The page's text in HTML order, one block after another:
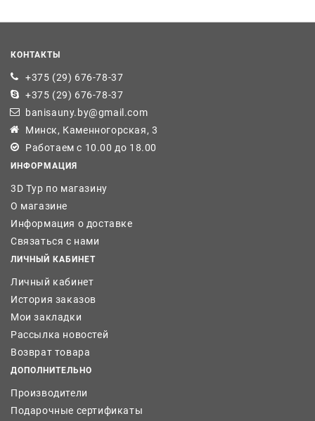
КОНТАКТЫ
+375 (29) 676-78-37
+375 (29) 676-78-37
banisauny.by@gmail.com
Минск, Каменногорская, 3
Работаем с 10.00 до 18.00
ИНФОРМАЦИЯ
3D Тур по магазину
О магазине
Информация о доставке
Связаться с нами
ЛИЧНЫЙ КАБИНЕТ
Личный кабинет
История заказов
Мои закладки
Рассылка новостей
Возврат товара
ДОПОЛНИТЕЛЬНО
Производители
Подарочные сертификаты